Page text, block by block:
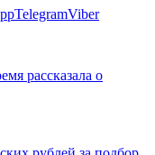
TelegramViber
рассказала о